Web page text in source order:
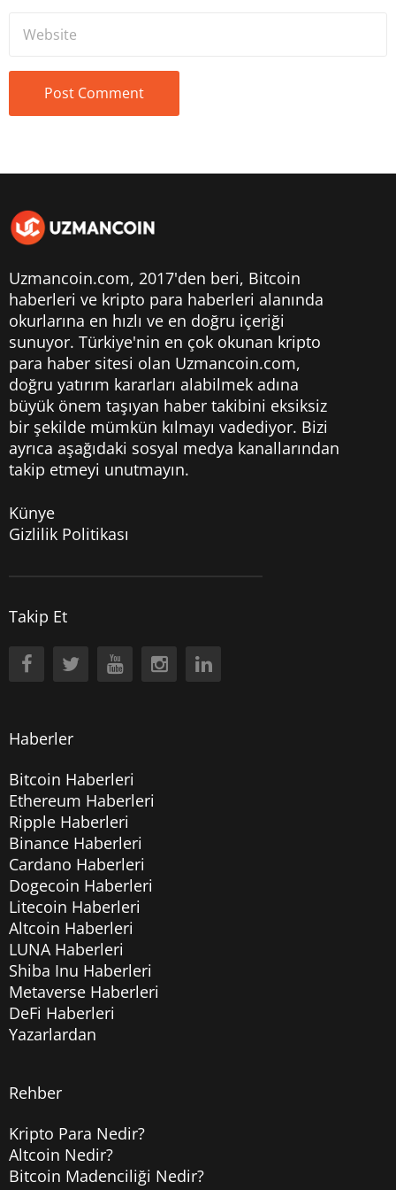
Uzmancoin.com, 2017'den beri, Bitcoin
haberleri ve kripto para haberleri alanında
okurlarına en hızlı ve en doğru içeriği
sunuyor. Türkiye'nin en çok okunan kripto
para haber sitesi olan Uzmancoin.com,
doğru yatırım kararları alabilmek adına
büyük önem taşıyan haber takibini eksiksiz
bir şekilde mümkün kılmayı vadediyor. Bizi
ayrıca aşağıdaki sosyal medya kanallarından
takip etmeyi unutmayın.
Künye
Gizlilik Politikası
Takip Et
Haberler
Bitcoin Haberleri
Ethereum Haberleri
Ripple Haberleri
Binance Haberleri
Cardano Haberleri
Dogecoin Haberleri
Litecoin Haberleri
Altcoin Haberleri
LUNA Haberleri
Shiba Inu Haberleri
Metaverse Haberleri
DeFi Haberleri
Yazarlardan
Rehber
Kripto Para Nedir?
Altcoin Nedir?
Bitcoin Madenciliği Nedir?